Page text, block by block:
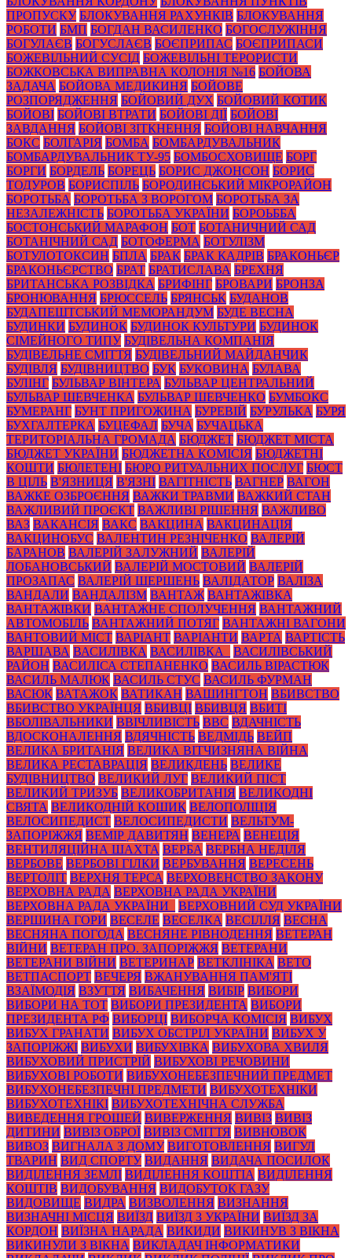
ПРОПУСКУ БЛОКУВАННЯ РАХУНКІВ БЛОКУВАННЯ
РОБОТИ БМП БОГДАН ВАСИЛЕНКО БОГОСЛУЖІННЯ
БОГУЛАЄВ БОГУСЛАЄВ БОЄПРИПАС БОЄПРИПАСИ
БОЖЕВІЛЬНИЙ СУСІД БОЖЕВІЛЬНІ ТЕРОРИСТИ
БОЖКОВСЬКА ВИПРАВНА КОЛОНІЯ №16 БОЙОВА
ЗАДАЧА БОЙОВА МЕДИКИНЯ БОЙОВЕ
РОЗПОРЯДЖЕННЯ БОЙОВИЙ ДУХ БОЙОВИЙ КОТИК
БОЙОВІ БОЙОВІ ВТРАТИ БОЙОВІ ДІЇ БОЙОВІ
ЗАВДАННЯ БОЙОВІ ЗІТКНЕННЯ БОЙОВІ НАВЧАННЯ
БОКС БОЛГАРІЯ БОМБА БОМБАРДУВАЛЬНИК
БОМБАРДУВАЛЬНИК ТУ-95 БОМБОСХОВИЩЕ БОРГ
БОРГИ БОРДЕЛЬ БОРЕЦЬ БОРИС ДЖОНСОН БОРИС
ТОДУРОВ БОРИСПІЛЬ БОРОДИНСЬКИЙ МІКРОРАЙОН
БОРОТЬБА БОРОТЬБА З ВОРОГОМ БОРОТЬБА ЗА
НЕЗАЛЕЖНІСТЬ БОРОТЬБА УКРАЇНИ БОРОЬББА
БОСТОНСЬКИЙ МАРАФОН БОТ БОТАНИЧНИЙ САД
БОТАНІЧНИЙ САД БОТОФЕРМА БОТУЛІЗМ
БОТУЛОТОКСИН БПЛА БРАК БРАК КАДРІВ БРАКОНЬЄР
БРАКОНЬЄРСТВО БРАТ БРАТИСЛАВА БРЕХНЯ
БРИТАНСЬКА РОЗВІДКА БРИФІНГ БРОВАРИ БРОНЗА
БРОНЮВАННЯ БРЮССЕЛЬ БРЯНСЬК БУДАНОВ
БУДАПЕШТСЬКИЙ МЕМОРАНДУМ БУДЕ ВЕСНА
БУДИНКИ БУДИНОК БУДИНОК КУЛЬТУРИ БУДИНОК
СІМЕЙНОГО ТИПУ БУДІВЕЛЬНА КОМПАНІЯ
БУДІВЕЛЬНЕ СМІТТЯ БУДІВЕЛЬНИЙ МАЙДАНЧИК
БУДІВЛЯ БУДІВНИЦТВО БУК БУКОВИНА БУЛАВА
БУЛІНГ БУЛЬВАР ВІНТЕРА БУЛЬВАР ЦЕНТРАЛЬНИЙ
БУЛЬВАР ШЕВЧЕНКА БУЛЬВАР ШЕВЧЕНКО БУМБОКС
БУМЕРАНГ БУНТ ПРИГОЖИНА БУРЕВІЙ БУРУЛЬКА БУРЯ
БУХГАЛТЕРКА БУЦЕФАЛ БУЧА БУЧАЦЬКА
ТЕРИТОРІАЛЬНА ГРОМАДА БЮДЖЕТ БЮДЖЕТ МІСТА
БЮДЖЕТ УКРАЇНИ БЮДЖЕТНА КОМІСІЯ БЮДЖЕТНІ
КОШТИ БЮЛЕТЕНІ БЮРО РИТУАЛЬНИХ ПОСЛУГ БЮСТ
В ЦІЛЬ В'ЯЗНИЦЯ В'ЯЗНІ ВАГІТНІСТЬ ВАГНЕР ВАГОН
ВАЖКЕ ОЗБРОЄННЯ ВАЖКИ ТРАВМИ ВАЖКИЙ СТАН
ВАЖЛИВИЙ ПРОЄКТ ВАЖЛИВІ РІШЕННЯ ВАЖЛИВО
ВАЗ ВАКАНСІЯ ВАКС ВАКЦИНА ВАКЦИНАЦІЯ
ВАКЦИНОБУС ВАЛЕНТИН РЕЗНІЧЕНКО ВАЛЕРІЙ
БАРАНОВ ВАЛЕРІЙ ЗАЛУЖНИЙ ВАЛЕРІЙ
ЛОБАНОВСЬКИЙ ВАЛЕРІЙ МОСТОВИЙ ВАЛЕРІЙ
ПРОЗАПАС ВАЛЕРІЙ ШЕРШЕНЬ ВАЛІДАТОР ВАЛІЗА
ВАНДАЛИ ВАНДАЛІЗМ ВАНТАЖ ВАНТАЖІВКА
ВАНТАЖІВКИ ВАНТАЖНЕ СПОЛУЧЕННЯ ВАНТАЖНИЙ
АВТОМОБІЛЬ ВАНТАЖНИЙ ПОТЯГ ВАНТАЖНІ ВАГОНИ
ВАНТОВИЙ МІСТ ВАРІАНТ ВАРІАНТИ ВАРТА ВАРТІСТЬ
ВАРШАВА ВАСИЛІВКА ВАСИЛІВКА_
ВАСИЛІВСЬКИЙ
РАЙОН ВАСИЛІСА СТЕПАНЕНКО ВАСИЛЬ ВІРАСТЮК
ВАСИЛЬ МАЛЮК ВАСИЛЬ СТУС ВАСИЛЬ ФУРМАН
ВАСЮК ВАТАЖОК ВАТИКАН ВАШИНГТОН ВБИВСТВО
ВБИВСТВО УКРАЇНЦЯ ВБИВЦІ ВБИВЦЯ ВБИТІ
ВБОЛІВАЛЬНИКИ ВВІЧЛИВІСТЬ ВВС ВДАЧНІСТЬ
ВДОСКОНАЛЕННЯ ВДЯЧНІСТЬ ВЕДМІДЬ ВЕЙП
ВЕЛИКА БРИТАНІЯ ВЕЛИКА ВІТЧИЗНЯНА ВІЙНА
ВЕЛИКА РЕСТАВРАЦІЯ ВЕЛИКДЕНЬ ВЕЛИКЕ
БУДІВНИЦТВО ВЕЛИКИЙ ЛУГ ВЕЛИКИЙ ПІСТ
ВЕЛИКИЙ ТРИЗУБ ВЕЛИКОБРИТАНІЯ ВЕЛИКОДНІ
СВЯТА ВЕЛИКОДНІЙ КОШИК ВЕЛОПОЛІЦІЯ
ВЕЛОСИПЕДИСТ ВЕЛОСИПЕДИСТИ ВЕЛЬТУМ-
ЗАПОРІЖЖЯ ВЕМІР ДАВИТЯН ВЕНЕРА ВЕНЕЦІЯ
ВЕНТИЛЯЦІЙНА ШАХТА ВЕРБА ВЕРБНА НЕДІЛЯ
ВЕРБОВЕ ВЕРБОВІ ГІЛКИ ВЕРБУВАННЯ ВЕРЕСЕНЬ
ВЕРТОЛІТ ВЕРХНЯ ТЕРСА ВЕРХОВЕНСТВО ЗАКОНУ
ВЕРХОВНА РАДА ВЕРХОВНА РАДА УКРАЇНИ
ВЕРХОВНА РАДА УКРАЇНИ_
ВЕРХОВНИЙ СУД УКРАЇНИ
ВЕРШИНА ГОРИ ВЕСЕЛЕ ВЕСЕЛКА ВЕСІЛЛЯ ВЕСНА
ВЕСНЯНА ПОГОДА ВЕСНЯНЕ РІВНОДЕННЯ ВЕТЕРАН
ВІЙНИ ВЕТЕРАН ПРО. ЗАПОРІЖЖЯ ВЕТЕРАНИ
ВЕТЕРАНИ ВІЙНИ ВЕТЕРИНАР ВЕТКЛІНІКА ВЕТО
ВЕТПАСПОРТ ВЕЧЕРЯ ВЖАНУВАННЯ ПАМ'ЯТІ
ВЗАЇМОДІЯ ВЗУТТЯ ВИБАЧЕННЯ ВИБІР ВИБОРИ
ВИБОРИ НА ТОТ ВИБОРИ ПРЕЗИДЕНТА ВИБОРИ
ПРЕЗИДЕНТА РФ ВИБОРЦІ ВИБОРЧА КОМІСІЯ ВИБУХ
ВИБУХ ГРАНАТИ ВИБУХ ОБСТРІЛ УКРАЇНИ ВИБУХ У
ЗАПОРІЖЖІ ВИБУХИ ВИБУХІВКА ВИБУХОВА ХВИЛЯ
ВИБУХОВИЙ ПРИСТРІЙ ВИБУХОВІ РЕЧОВИНИ
ВИБУХОВІ РОБОТИ ВИБУХОНЕБЕЗПЕЧНИЙ ПРЕДМЕТ
ВИБУХОНЕБЕЗПЕЧНІ ПРЕДМЕТИ ВИБУХОТЕХНІКИ
ВИБУХОТЕХНІКІ ВИБУХОТЕХНІЧНА СЛУЖБА
ВИВЕДЕННЯ ГРОШЕЙ ВИВЕРЖЕННЯ ВИВІЗ ВИВІЗ
ДИТИНИ ВИВІЗ ОБРОЇ ВИВІЗ СМІТТЯ ВИВНОВОК
ВИВОЗ ВИГНАЛА З ДОМУ ВИГОТОВЛЕННЯ ВИГУЛ
ТВАРИН ВИД СПОРТУ ВИДАННЯ ВИДАЧА ПОСИЛОК
ВИДІЛЕННЯ ЗЕМЛІ ВИДІЛЕННЯ КОШТІА ВИДІЛЕННЯ
КОШТІВ ВИДОБУВАННЯ ВИДОБУТОК ГАЗУ
ВИДОВИЩЕ ВИДРА ВИЗВОЛЕННЯ ВИЗНАННЯ
ВИЗНАЧНІ МІСЦЯ ВИЇЗД ВИЇЗД З УКРАЇНИ ВИЇЗД ЗА
КОРДОН ВИЇЗНА НАРАДА ВИКИДИ ВИКИНУВ З ВІКНА
ВИКИНУЛИ З ВІКНА ВИКЛАДАЧ ІНФОРМАТИКИ